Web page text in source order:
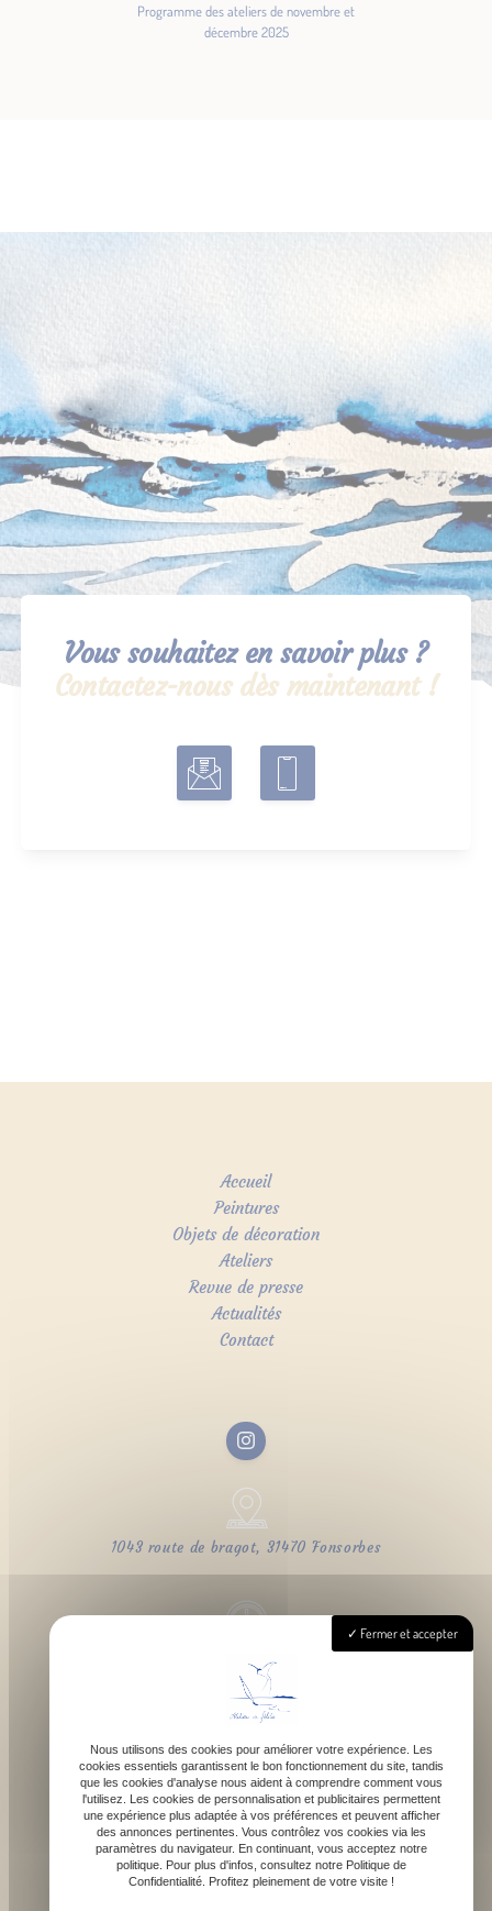
Programme des ateliers de novembre et
décembre 2025
Vous souhaitez en savoir plus ?
Contactez-nous dès maintenant !
Accueil
Peintures
Objets de décoration
Ateliers
Revue de presse
Actualités
Contact
1043 route de bragot, 31470 Fonsorbes
Lundi - Samedi : 9h - 18h
contact@atelierdefelicie.fr
06 08 95 80 82
Fermer et accepter
Nous utilisons des cookies pour améliorer votre expérience. Les
cookies essentiels garantissent le bon fonctionnement du site, tandis
que les cookies d'analyse nous aident à comprendre comment vous
l'utilisez. Les cookies de personnalisation et publicitaires permettent
une expérience plus adaptée à vos préférences et peuvent afficher
des annonces pertinentes. Vous contrôlez vos cookies via les
paramètres du navigateur. En continuant, vous acceptez notre
politique. Pour plus d'infos, consultez notre Politique de
Confidentialité. Profitez pleinement de votre visite !